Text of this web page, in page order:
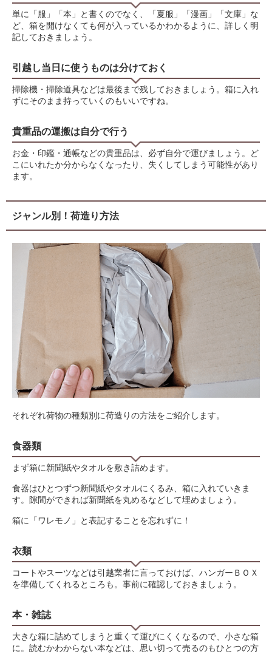
単に「服」「本」と書くのでなく、「夏服」「漫画」「文庫」な
ど、箱を開けなくても何が入っているかわかるように、詳しく明
記しておきましょう。
引越し当日に使うものは分けておく
掃除機・掃除道具などは最後まで残しておきましょう。箱に入れ
ずにそのまま持っていくのもいいですね。
貴重品の運搬は自分で行う
お金・印鑑・通帳などの貴重品は、必ず自分で運びましょう。ど
こにいれたか分からなくなったり、失くしてしまう可能性があり
ます。
ジャンル別！荷造り方法
それぞれ荷物の種類別に荷造りの方法をご紹介します。
食器類
まず箱に新聞紙やタオルを敷き詰めます。
食器はひとつずつ新聞紙やタオルにくるみ、箱に入れていきま
す。隙間ができれば新聞紙を丸めるなどして埋めましょう。
箱に「ワレモノ」と表記することを忘れずに！
衣類
コートやスーツなどは引越業者に言っておけば、ハンガーＢＯＸ
を準備してくれるところも。事前に確認しておきましょう。
本・雑誌
大きな箱に詰めてしまうと重くて運びにくくなるので、小さな箱
に。読むかわからない本などは、思い切って売るのもひとつの方